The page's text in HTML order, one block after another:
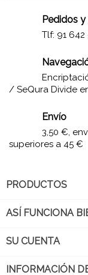
Pedidos
Tlf: 91 642
/ SeQura Divide
Envío
3,50 €,
superiores a 45 €
PRODUCTOS
ASÍ FUNCIONA
SU CUENTA
INFORMACIÓN